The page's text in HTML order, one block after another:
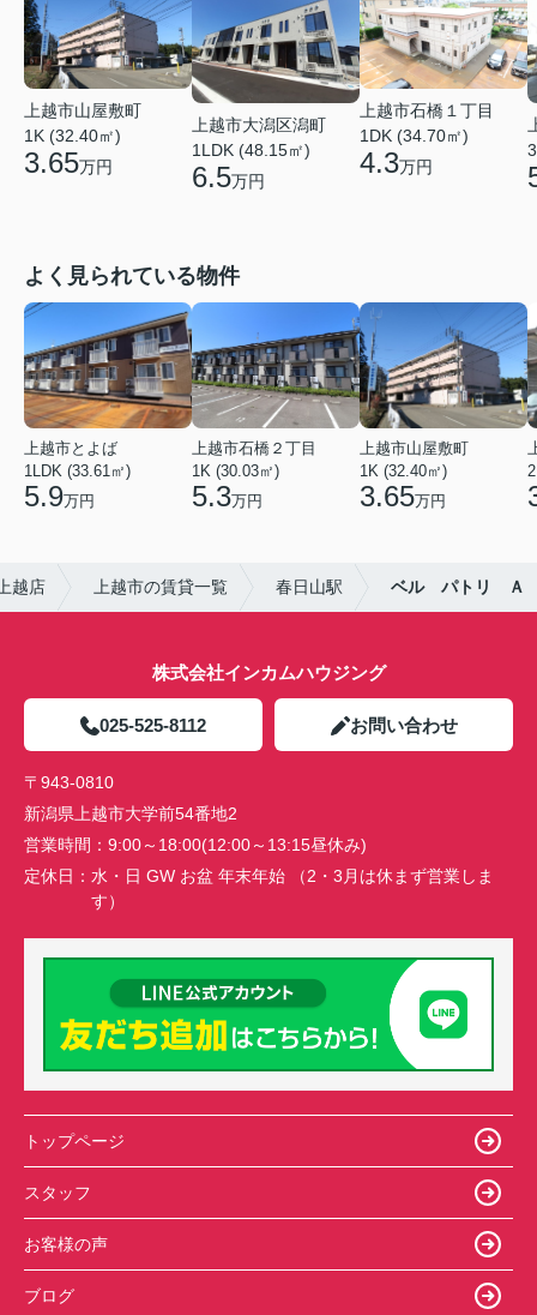
上越市山屋敷町
1K (32.40㎡)
3.65万円
上越市大潟区潟町
1LDK (48.15㎡)
6.5万円
上越市石橋１丁目
1DK (34.70㎡)
4.3万円
よく見られている物件
上越市とよば
1LDK (33.61㎡)
5.9万円
上越市石橋２丁目
1K (30.03㎡)
5.3万円
上越市山屋敷町
1K (32.40㎡)
3.65万円
越店 上越市の賃貸一覧 春日山駅 ベル パトリ Ａ
株式会社インカムハウジング
025-525-8112 お問い合わせ
〒943-0810
新潟県上越市大学前54番地2
営業時間： 9:00～18:00(12:00～13:15昼休み)
定休日： 水・日 GW お盆 年末年始 （2・3月は休まず営業しま
す）
トップページ
スタッフ
お客様の声
ブログ